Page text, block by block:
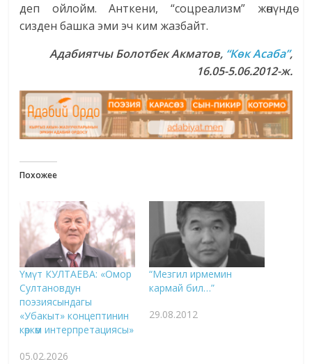
деп ойлойм. Анткени, “соцреализм” жөнүндө
сизден башка эми эч ким жазбайт.
Адабиятчы Болотбек Акматов, “Көк Асаба”,
16.05-5.06.2012-ж.
Похожее
Үмүт КУЛТАЕВА: «Омор
Султановдун
поэзиясындагы
«Убакыт» концептинин
көркөм интерпретациясы»
05.02.2026
“Мезгил ирмемин
кармай бил…”
29.08.2012